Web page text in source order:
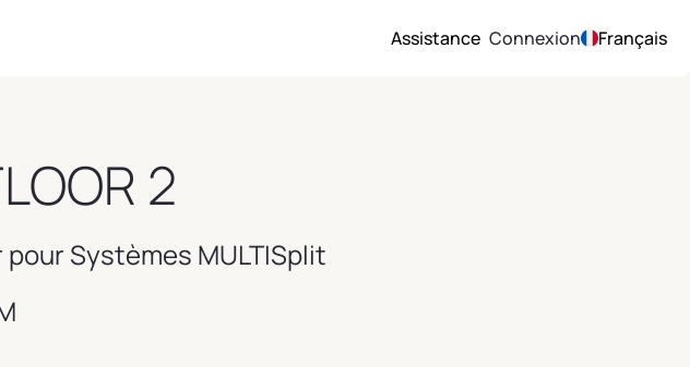
Assistance Connexion Français
2
Systèmes MULTISplit